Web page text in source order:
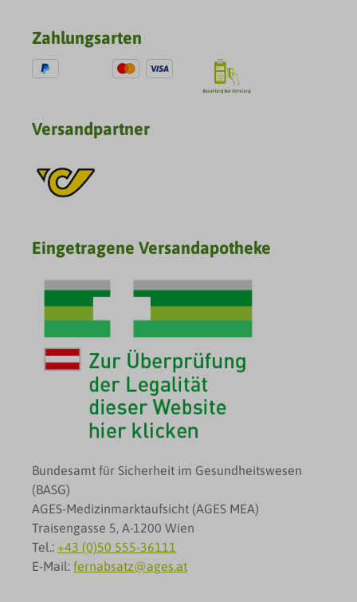
Zahlungsarten
Versandpartner
Eingetragene Versandapotheke
Bundesamt für Sicherheit im Gesundheitswesen
(BASG)
AGES-Medizinmarktaufsicht (AGES MEA)
Traisengasse 5, A-1200 Wien
Tel.: +43 (0)50 555-36111
E-Mail: fernabsatz@ages.at